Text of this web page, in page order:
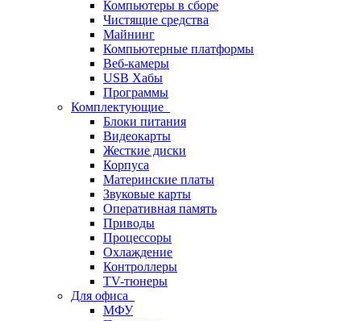
Компьютеры в сборе
Чистящие средства
Майнинг
Компьютерные платформы
Веб-камеры
USB Хабы
Программы
Комплектующие
Блоки питания
Видеокарты
Жесткие диски
Корпуса
Материнские платы
Звуковые карты
Оперативная память
Приводы
Процессоры
Охлаждение
Контроллеры
TV-тюнеры
Для офиса
МФУ